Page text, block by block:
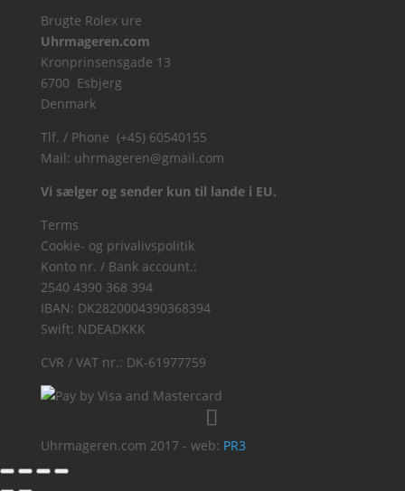
Brugte Rolex ure
Uhrmageren.com
Kronprinsensgade 13
6700 Esbjerg
Denmark
Tlf. / Phone (+45) 60540155
Mail: uhrmageren@gmail.com
Vi sælger og sender kun til lande i EU.
Terms
Cookie- og privalivspolitik
Konto nr. / Bank account.:
2540 4390 368 394
IBAN: DK2820004390368394
Swift: NDEADKKK
CVR / VAT nr.: DK-61977759
Uhrmageren.com 2017 - web: PR3